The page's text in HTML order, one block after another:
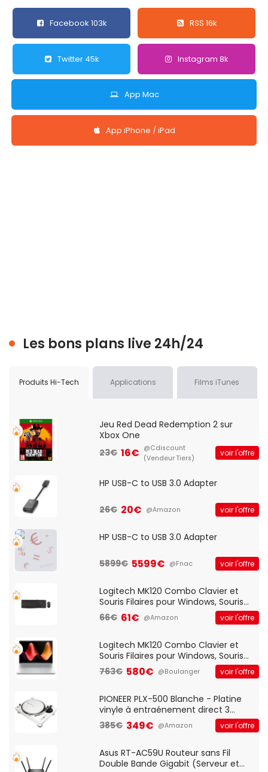
Facebook 103k RSS 16k
Twitter 45k Instagram 8k
App Mac
App iPhone / iPad
Les bons plans live 24h/24
Produits Hi-Tech Applications Films iTunes
Jeu Red Dead Redemption 2 sur
Xbox One
23€ 16€ @Cdiscount
(Vendeur Tiers)
voir l'offre
HP USB-C to USB 3.0 Adapter
26€ 20€ @Amazon voir l'offre
HP USB-C to USB 3.0 Adapter
5899€ 5599€ @Fnac voir l'offre
Logitech MK120 Combo Clavier et
Souris Filaires pour Windows, Souris
Optique Filaire, Connexion USB Plug
And Play, Confortable, Taille
QWERTY UK - Noir
66€ 61€ @Amazon voir l'offre
Logitech MK120 Combo Clavier et
Souris Filaires pour Windows, Souris
Optique Filaire, Connexion USB Plug
And Play, Confortable, Taille
QWERTY UK - Noir
763€ 580€ @Boulanger voir l'offre
PIONEER PLX-500 Blanche - Platine
vinyle à entraénement direct 3
vitesses (33-45-78 trs/min) avec
pre-ampli intégré et port USB
385€ 349€ @Amazon voir l'offre
Asus RT-AC59U Routeur sans Fil
Double Bande Gigabit (Serveur et